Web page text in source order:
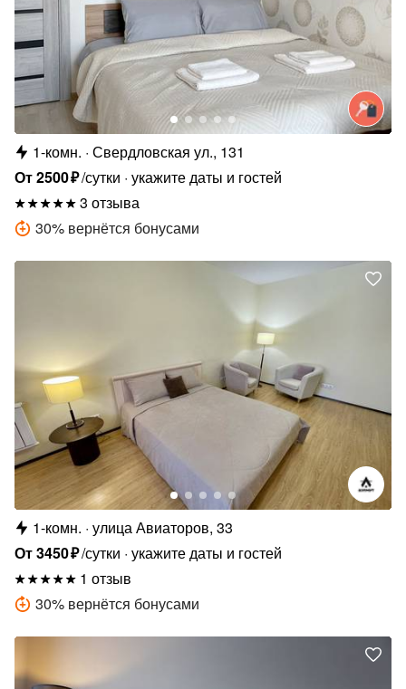
1-комн. Свердловская ул., 131
От2500₽/сутки укажите даты и гостей
3 отзыва
30% вернётся бонусами
1-комн. улица Авиаторов, 33
От3450₽/сутки укажите даты и гостей
1 отзыв
30% вернётся бонусами